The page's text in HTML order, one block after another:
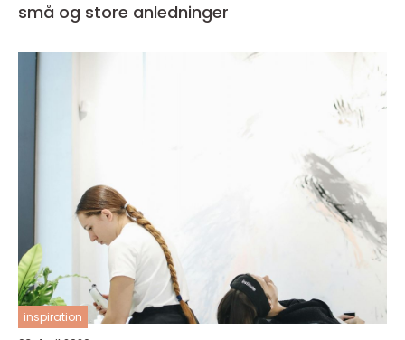
små og store anledninger
inspiration